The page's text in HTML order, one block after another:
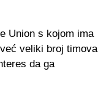
Union s kojom ima
veliki broj timova
da ga